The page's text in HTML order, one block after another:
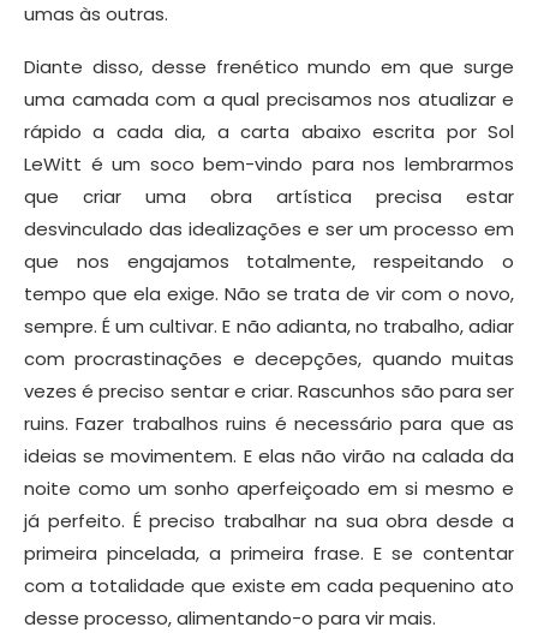
umas às outras.
Diante disso, desse frenético mundo em que surge
uma camada com a qual precisamos nos atualizar e
rápido a cada dia, a carta abaixo escrita por Sol
LeWitt é um soco bem-vindo para nos lembrarmos
que criar uma obra artística precisa estar
desvinculado das idealizações e ser um processo em
que nos engajamos totalmente, respeitando o
tempo que ela exige. Não se trata de vir com o novo,
sempre. É um cultivar. E não adianta, no trabalho, adiar
com procrastinações e decepções, quando muitas
vezes é preciso sentar e criar. Rascunhos são para ser
ruins. Fazer trabalhos ruins é necessário para que as
ideias se movimentem. E elas não virão na calada da
noite como um sonho aperfeiçoado em si mesmo e
já perfeito. É preciso trabalhar na sua obra desde a
primeira pincelada, a primeira frase. E se contentar
com a totalidade que existe em cada pequenino ato
desse processo, alimentando-o para vir mais.